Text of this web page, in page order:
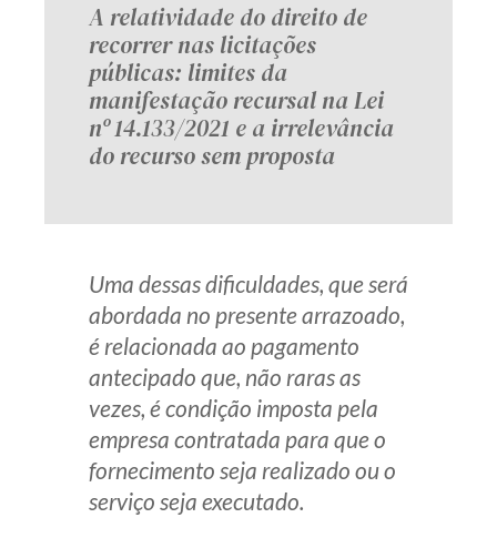
A relatividade do direito de
recorrer nas licitações
públicas: limites da
manifestação recursal na Lei
nº 14.133/2021 e a irrelevância
do recurso sem proposta
Uma dessas dificuldades, que será
abordada no presente arrazoado,
é relacionada ao pagamento
antecipado que, não raras as
vezes, é condição imposta pela
empresa contratada para que o
fornecimento seja realizado ou o
serviço seja executado.